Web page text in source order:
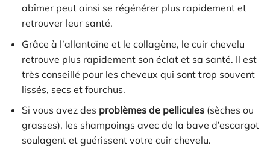
abîmer peut ainsi se régénérer plus rapidement et
retrouver leur santé.
Grâce à l’allantoïne et le collagène, le cuir chevelu
retrouve plus rapidement son éclat et sa santé. Il est
très conseillé pour les cheveux qui sont trop souvent
lissés, secs et fourchus.
Si vous avez des problèmes de pellicules(sèches ou
grasses), les shampoings avec de la bave d’escargot
soulagent et guérissent votre cuir chevelu.